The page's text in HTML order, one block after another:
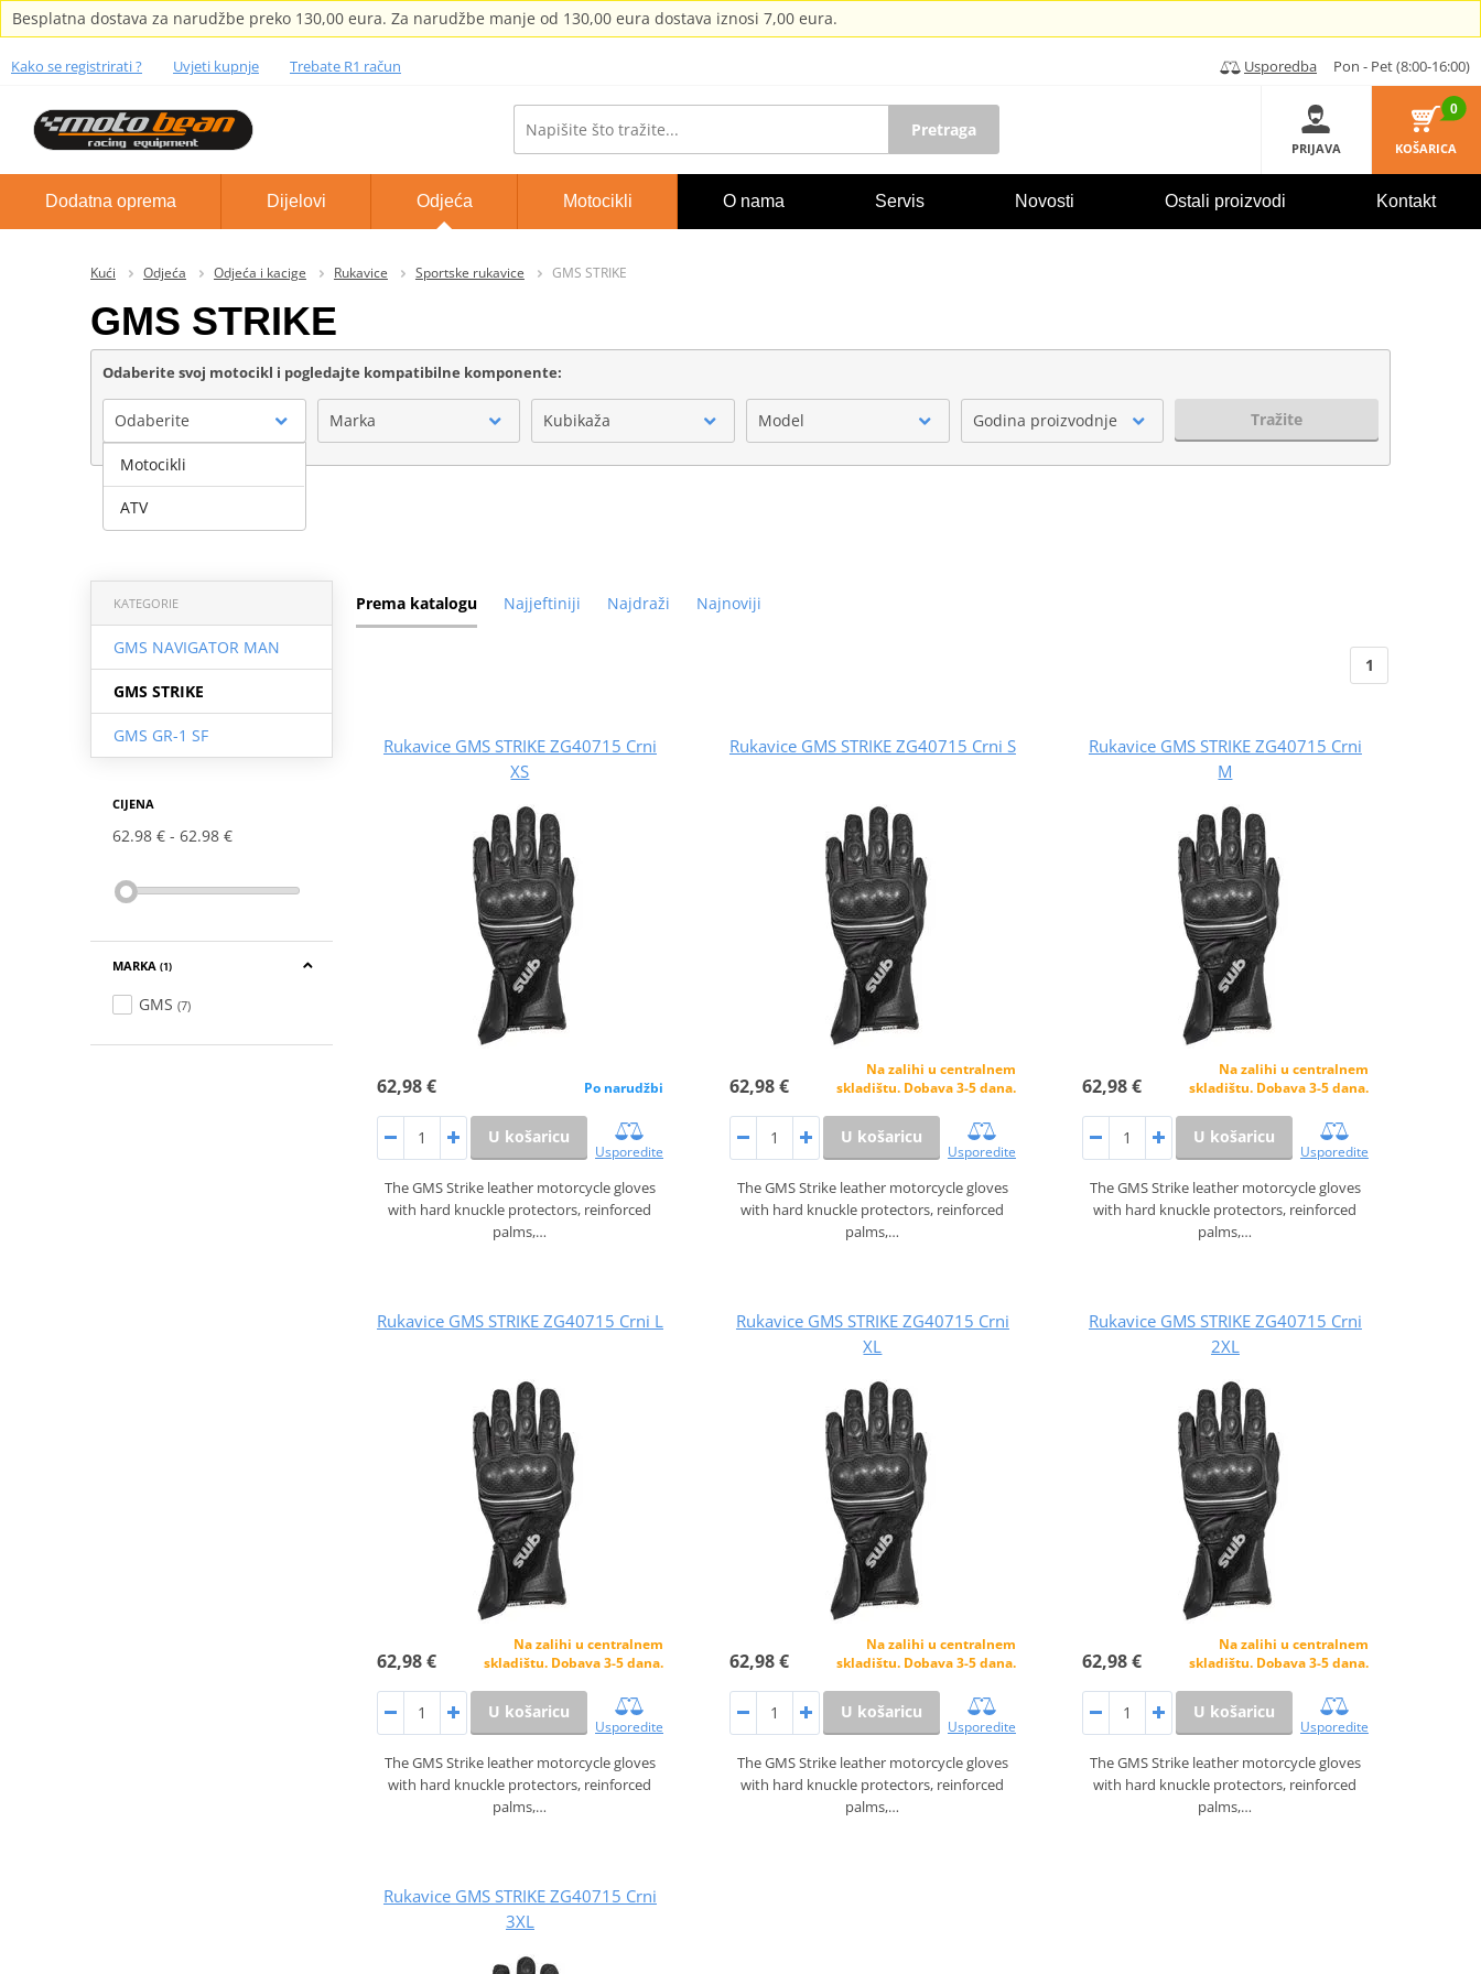
Besplatna dostava za narudžbe preko 130,00 eura. Za narudžbe manje od 130,00 eura dostava iznosi 7,00 eura.
Kako se registrirati ? Uvjeti kupnje Trebate R1 račun Usporedba Pon - Pet (8:00-16:00)
Pretraga
PRIJAVA
0
KOŠARICA
Dodatna oprema Dijelovi Odjeća Motocikli O nama Servis Novosti Ostali proizvodi Kontakt
Kući Odjeća Odjeća i kacige Rukavice Sportske rukavice GMS STRIKE
GMS STRIKE
Odaberite svoj motocikl i pogledajte kompatibilne komponente:
Odaberite Marka Kubikaža Model Godina proizvodnje Tražite
Prema katalogu Najjeftiniji Najdraži Najnoviji
KATEGORIE
GMS NAVIGATOR MAN
GMS STRIKE
GMS GR-1 SF
CIJENA
62.98 € 62.98 €
MARKA (1)
GMS (7)
1
Rukavice GMS STRIKE ZG40715 Crni
XS
62,98 € Po narudžbi
U košaricu
Usporedite
The GMS Strike leather motorcycle gloves
with hard knuckle protectors, reinforced
palms,…
Rukavice GMS STRIKE ZG40715 Crni S
62,98 €
Na zalihi u centralnem
skladištu. Dobava 3-5 dana.
U košaricu
Usporedite
The GMS Strike leather motorcycle gloves
with hard knuckle protectors, reinforced
palms,…
Rukavice GMS STRIKE ZG40715 Crni
M
62,98 €
Na zalihi u centralnem
skladištu. Dobava 3-5 dana.
U košaricu
Usporedite
The GMS Strike leather motorcycle gloves
with hard knuckle protectors, reinforced
palms,…
Rukavice GMS STRIKE ZG40715 Crni L
62,98 €
Na zalihi u centralnem
skladištu. Dobava 3-5 dana.
U košaricu
Usporedite
The GMS Strike leather motorcycle gloves
with hard knuckle protectors, reinforced
palms,…
Rukavice GMS STRIKE ZG40715 Crni
XL
62,98 €
Na zalihi u centralnem
skladištu. Dobava 3-5 dana.
U košaricu
Usporedite
The GMS Strike leather motorcycle gloves
with hard knuckle protectors, reinforced
palms,…
Rukavice GMS STRIKE ZG40715 Crni
2XL
62,98 €
Na zalihi u centralnem
skladištu. Dobava 3-5 dana.
U košaricu
Usporedite
The GMS Strike leather motorcycle gloves
with hard knuckle protectors, reinforced
palms,…
Rukavice GMS STRIKE ZG40715 Crni
3XL
Motocikli
ATV